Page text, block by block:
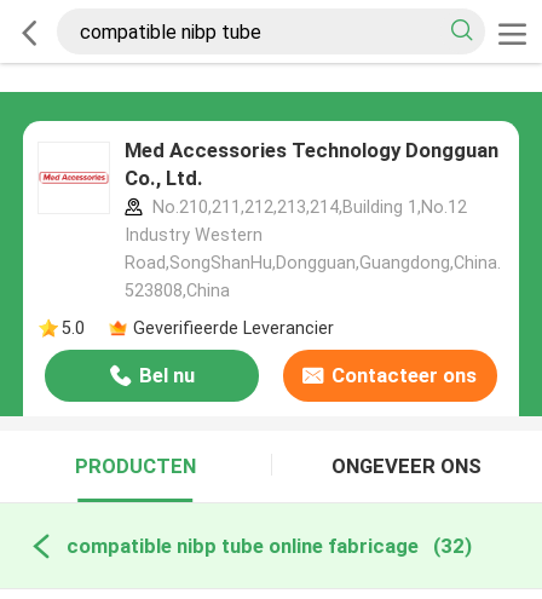
Med Accessories Technology Dongguan
Co., Ltd.
No.210,211,212,213,214,Building 1,No.12
Industry Western
Road,SongShanHu,Dongguan,Guangdong,China.
523808,China
5.0
Geverifieerde Leverancier
Bel nu Contacteer ons
PRODUCTEN ONGEVEER ONS
compatible nibp tube online fabricage (32)